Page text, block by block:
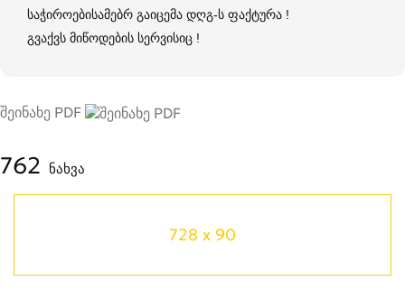
საჭიროებისამებრ გაიცემა დღგ-ს ფაქტურა !
გვაქვს მიწოდების სერვისიც !
შეინახე PDF
762 ნახვა
728 x 90